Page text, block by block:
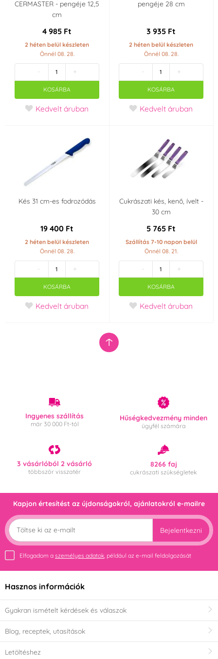
CERMASTER - pengéje 12,5
cm
4 985 Ft
2 héten belül készleten
Önnél 08. 28.
- +
KOSÁRBA
Kedvelt áruban
pengéje 28 cm
3 935 Ft
2 héten belül készleten
Önnél 08. 28.
- +
KOSÁRBA
Kedvelt áruban
Kés 31 cm-es fodrozódás
19 400 Ft
2 héten belül készleten
Önnél 08. 28.
- +
KOSÁRBA
Kedvelt áruban
Cukrászati kés, kenő, ívelt -
30 cm
5 765 Ft
Szállítás 7-10 napon belül
Önnél 08. 21.
- +
KOSÁRBA
Kedvelt áruban
Ingyenes szállítás
már 30 000 Ft-tól
Hűségkedvezmény minden
ügyfél számára
3 vásárlóból 2 vásárló
többször visszatér
8266 faj
cukrászati szükségletek
Kapjon értesítést az újdonságokról, ajánlatokról e-mailre
Bejelentkezni
Elfogadom a személyes adatok, például az e-mail feldolgozását
Hasznos információk
Gyakran ismételt kérdések és válaszok
Blog, receptek, utasítások
Letöltéshez